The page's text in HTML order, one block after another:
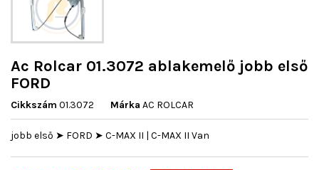
Ac Rolcar 01.3072 ablakemelő jobb első
FORD
Cikkszám 01.3072 Márka AC ROLCAR
jobb első ➤ FORD ➤ C-MAX II | C-MAX II Van